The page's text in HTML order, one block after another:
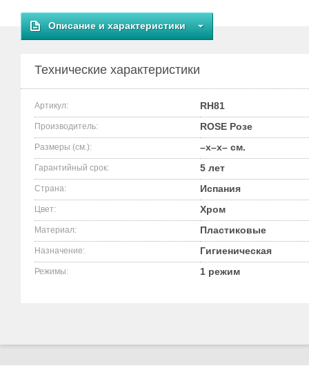
Описание и характеристики
Технические характеристики
Артикул: RH81
Производитель: ROSE Розе
Размеры (см.): –x–x– см.
Гарантийный срок: 5 лет
Страна: Испания
Цвет: Хром
Материал: Пластиковые
Назначение: Гигиеническая
Режимы: 1 режим